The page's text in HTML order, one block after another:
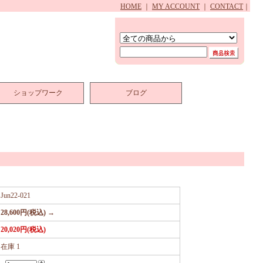
HOME MY ACCOUNT CONTACT
ショップワーク ブログ
Jun22-021
28,600円(税込) →
20,020円(税込)
在庫 1